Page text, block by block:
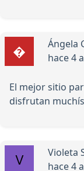
Ángela
hace 4
El mejor sitio
disfrutan
Violeta
hace 4